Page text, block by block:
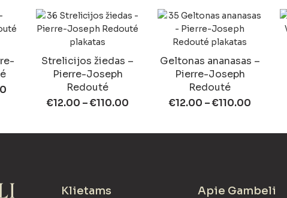
Strelicijos žiedas –
Pierre-Joseph
Redouté
€12.00 –€110.00
Geltonas ananasas –
Pierre-Joseph
Redouté
€12.00 –€110.00
Klietams Apie Gambeli